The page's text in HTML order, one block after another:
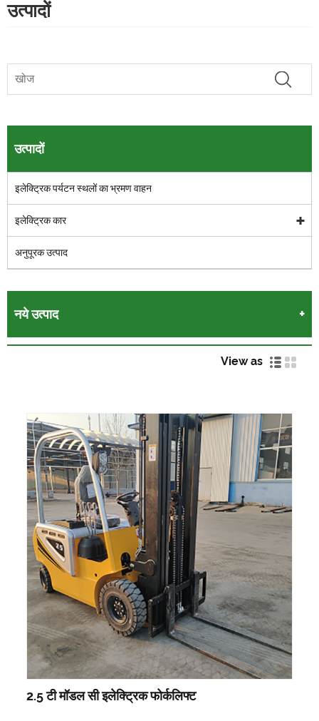
उत्पादों
उत्पादों
इलेक्ट्रिक पर्यटन स्थलों का भ्रमण वाहन
इलेक्ट्रिक कार
अनुपूरक उत्पाद
नये उत्पाद
View as
2.5 टी मॉडल सी इलेक्ट्रिक फोर्कलिफ्ट